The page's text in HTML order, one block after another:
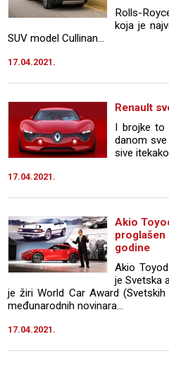
Rolls-
koja je
SUV model Cullinan...
17.04.2021.
Renault
I brojke to
danom
sive
17.04.2021.
Akio
godine
Akio
je Svetska
je žiri World Car Award
međunarodnih novinara...
17.04.2021.